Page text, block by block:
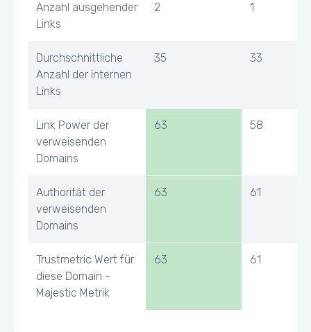
Anzahl ausgehender
Links
2 1
Durchschnittliche
Anzahl der internen
Links
35 33
Link Power der
verweisenden
Domains
63 58
Authorität der
verweisenden
Domains
63 61
Trustmetric Wert für
diese Domain -
Majestic Metrik
63 61